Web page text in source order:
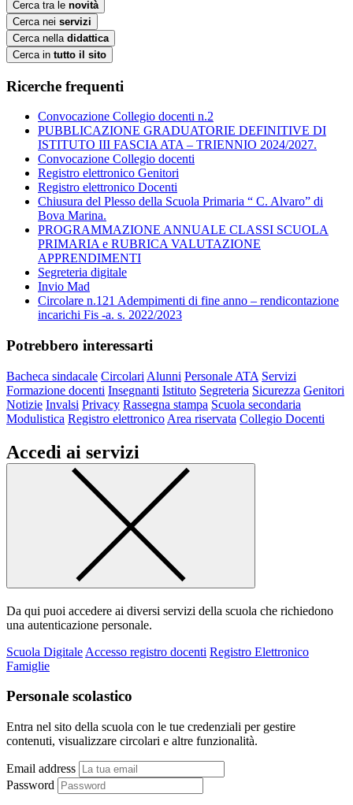
Cerca tra le novità
Cerca nei servizi
Cerca nella didattica
Cerca in tutto il sito
Ricerche frequenti
Convocazione Collegio docenti n.2
PUBBLICAZIONE GRADUATORIE DEFINITIVE DI
ISTITUTO III FASCIA ATA – TRIENNIO 2024/2027.
Convocazione Collegio docenti
Registro elettronico Genitori
Registro elettronico Docenti
Chiusura del Plesso della Scuola Primaria “ C. Alvaro” di
Bova Marina.
PROGRAMMAZIONE ANNUALE CLASSI SCUOLA
PRIMARIA e RUBRICA VALUTAZIONE
APPRENDIMENTI
Segreteria digitale
Invio Mad
Circolare n.121 Adempimenti di fine anno – rendicontazione
incarichi Fis -a. s. 2022/2023
Potrebbero interessarti
Bacheca sindacale Circolari Alunni Personale ATA Servizi
Formazione docenti Insegnanti Istituto Segreteria Sicurezza Genitori
Notizie Invalsi Privacy Rassegna stampa Scuola secondaria
Modulistica Registro elettronico Area riservata Collegio Docenti
Accedi ai servizi
Da qui puoi accedere ai diversi servizi della scuola che richiedono
una autenticazione personale.
Scuola Digitale Accesso registro docenti Registro Elettronico
Famiglie
Personale scolastico
Entra nel sito della scuola con le tue credenziali per gestire
contenuti, visualizzare circolari e altre funzionalità.
Email address
Password